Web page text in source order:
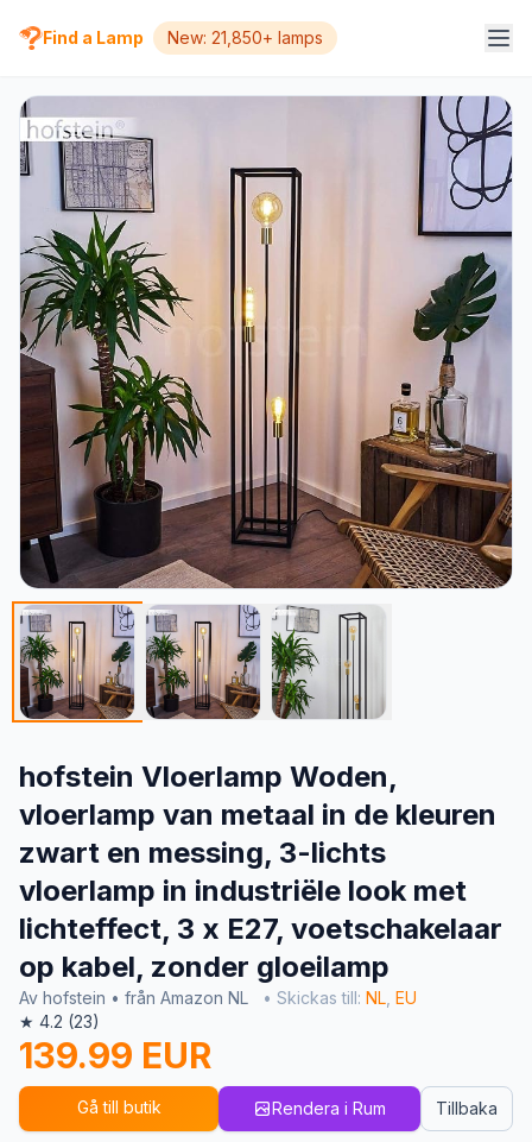
Find a Lamp New: 21,850+ lamps
hofstein Vloerlamp Woden,
vloerlamp van metaal in de kleuren
zwart en messing, 3-lichts
vloerlamp in industriële look met
lichteffect, 3 x E27, voetschakelaar
op kabel, zonder gloeilamp
Av hofstein • från Amazon NL • Skickas till: NL EU
★ 4.2 (23)
139.99 EUR
Gå till butik Rendera i Rum Tillbaka